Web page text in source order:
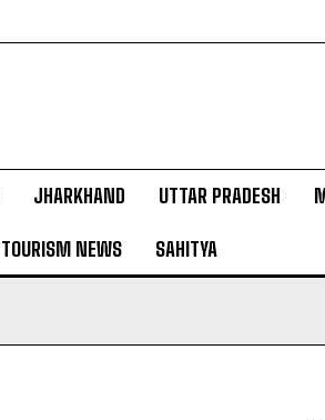
JHARKHAND UTTAR PRADESH
TOURISM NEWS SAHITYA